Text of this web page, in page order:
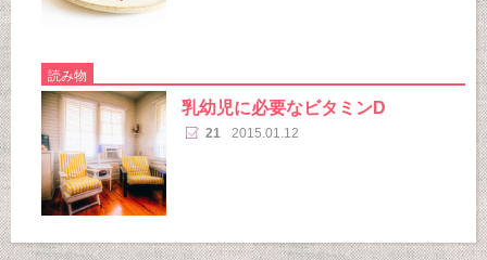
読み物
乳幼児に必要なビタミンD
21 2015.01.12